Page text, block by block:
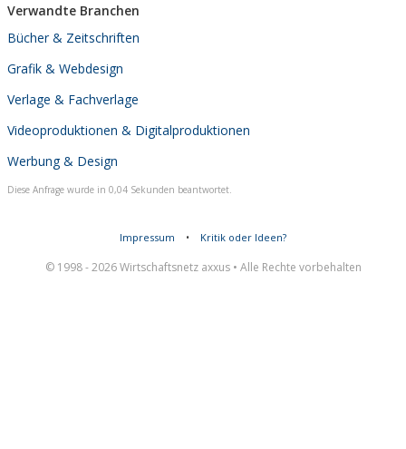
Verwandte Branchen
Bücher & Zeitschriften
Grafik & Webdesign
Verlage & Fachverlage
Videoproduktionen & Digitalproduktionen
Werbung & Design
Diese Anfrage wurde in 0,04 Sekunden beantwortet.
Impressum • Kritik oder Ideen?
© 1998 - 2026 Wirtschaftsnetz axxus • Alle Rechte vorbehalten